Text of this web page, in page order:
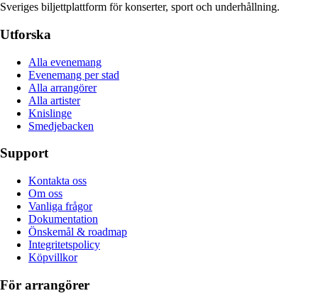
Sveriges biljettplattform för konserter, sport och underhållning.
Utforska
Alla evenemang
Evenemang per stad
Alla arrangörer
Alla artister
Knislinge
Smedjebacken
Support
Kontakta oss
Om oss
Vanliga frågor
Dokumentation
Önskemål & roadmap
Integritetspolicy
Köpvillkor
För arrangörer